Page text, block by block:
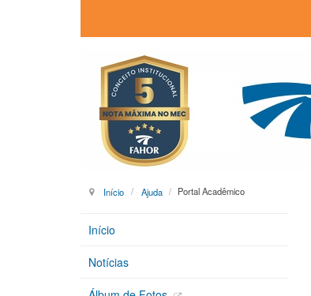
Início Ajuda Portal Acadêmico
Início
Notícias